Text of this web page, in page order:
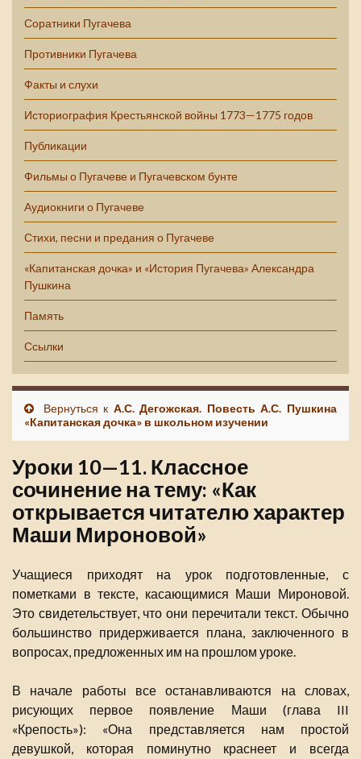
Соратники Пугачева
Противники Пугачева
Факты и слухи
Историография Крестьянской войны 1773—1775 годов
Публикации
Фильмы о Пугачеве и Пугачевском бунте
Аудиокниги о Пугачеве
Стихи, песни и предания о Пугачеве
«Капитанская дочка» и «История Пугачева» Александра
Пушкина
Память
Ссылки
Вернуться к А.С. Дегожская. Повесть А.С. Пушкина
«Капитанская дочка» в школьном изучении
Уроки 10—11. Классное
сочинение на тему: «Как
открывается читателю характер
Маши Мироновой»
Учащиеся приходят на урок подготовленные, с
пометками в тексте, касающимися Маши Мироновой.
Это свидетельствует, что они перечитали текст. Обычно
большинство придерживается плана, заключенного в
вопросах, предложенных им на прошлом уроке.
В начале работы все останавливаются на словах,
рисующих первое появление Маши (глава III
«Крепость»): «Она представляется нам простой
девушкой, которая поминутно краснеет и всегда